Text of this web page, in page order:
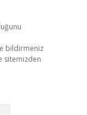
bildirmeniz
sitemizden